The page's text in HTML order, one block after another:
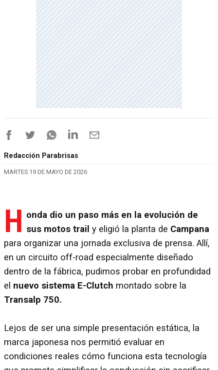
Redacción Parabrisas
MARTES 19 DE MAYO DE 2026
H onda dio un paso más en la evolución de
sus motos trail y eligió la planta de Campana
para organizar una jornada exclusiva de prensa. Allí,
en un circuito off-road especialmente diseñado
dentro de la fábrica, pudimos probar en profundidad
el nuevo sistema E-Clutch montado sobre la
Transalp 750.
Lejos de ser una simple presentación estática, la
marca japonesa nos permitió evaluar en
condiciones reales cómo funciona esta tecnología